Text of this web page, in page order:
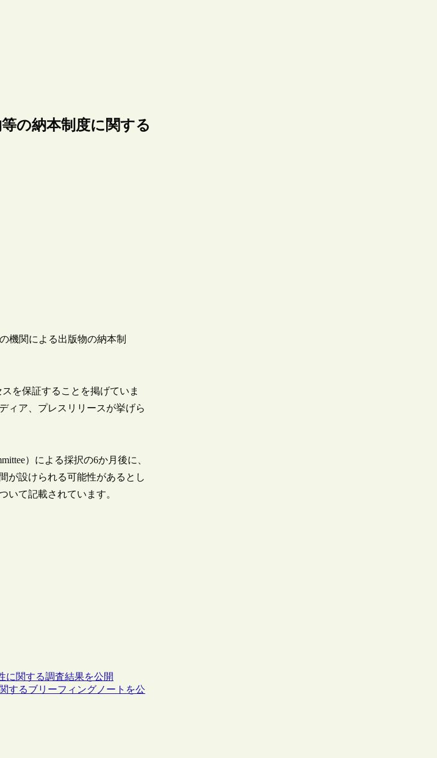
の納本制度に関する
機関による出版物の納本制
を保証することを掲げていま
ィア、プレスリリースが挙げら
）による採択の6か月後に、
が設けられる可能性があるとし
いて記載されています。
に関する調査結果を公開
するブリーフィングノートを公